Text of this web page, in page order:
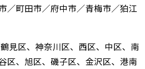
／町田市／府中市／青梅市／狛江
見区、神奈川区、西区、中区、南
区、旭区、磯子区、金沢区、港南